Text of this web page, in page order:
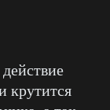
крутится